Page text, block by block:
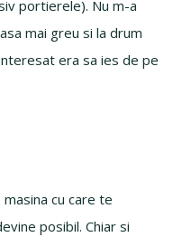
portierele). Nu m-a
mai greu si la drum
era sa ies de pe
cu care te
posibil. Chiar si